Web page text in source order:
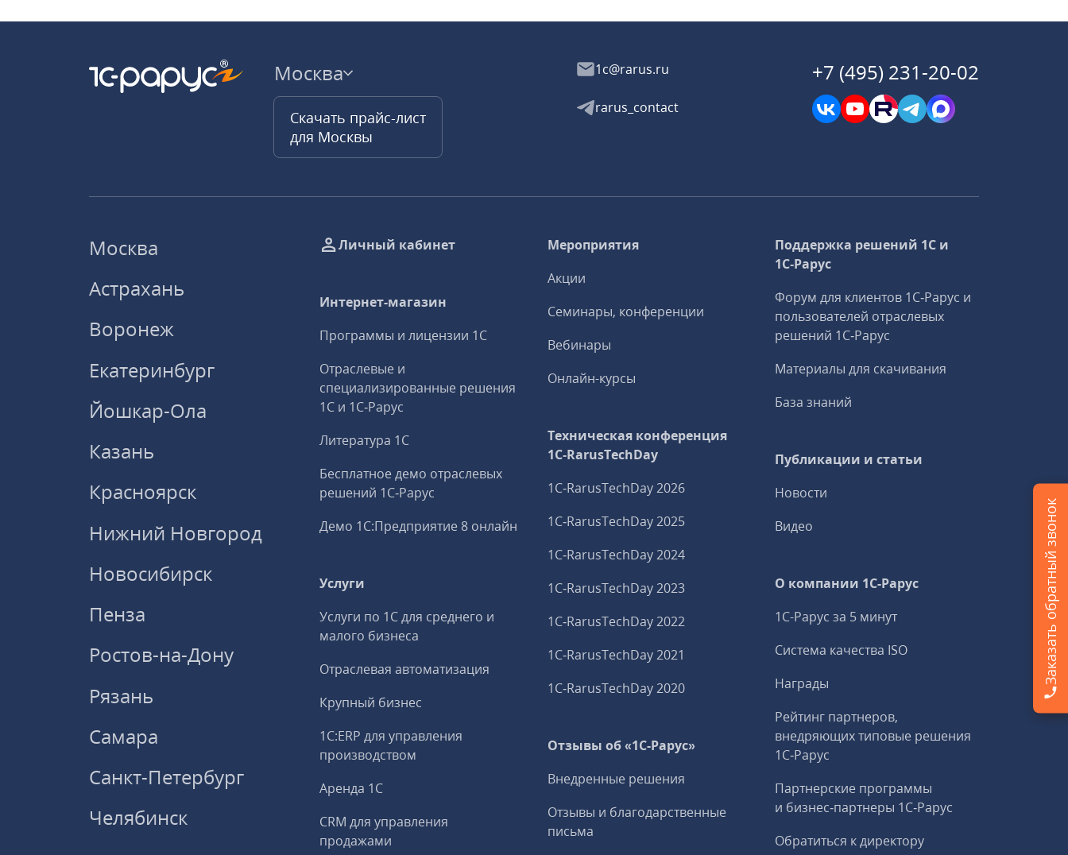
Москва
Скачать прайс-лист
для Москвы
1c@rarus.ru
rarus_contact
+7 (495) 231-20-02
Москва
Астрахань
Воронеж
Екатеринбург
Йошкар-Ола
Казань
Красноярск
Нижний Новгород
Новосибирск
Пенза
Ростов-на-Дону
Рязань
Самара
Санкт-Петербург
Челябинск
Личный кабинет
Интернет-магазин
Программы и лицензии 1С
Отраслевые и
специализированные решения
1С и 1С‑Рарус
Литература 1С
Бесплатное демо отраслевых
решений 1С‑Рарус
Демо 1С:Предприятие 8 онлайн
Услуги
Услуги по 1С для среднего и
малого бизнеса
Отраслевая автоматизация
Крупный бизнес
1С:ERP для управления
производством
Аренда 1С
CRM для управления
продажами
Мероприятия
Акции
Семинары, конференции
Вебинары
Онлайн-курсы
Техническая конференция
1C‑RarusTechDay
1C‑RarusTechDay 2026
1C‑RarusTechDay 2025
1C‑RarusTechDay 2024
1C‑RarusTechDay 2023
1C‑RarusTechDay 2022
1C‑RarusTechDay 2021
1C‑RarusTechDay 2020
Отзывы об «1С-Рарус»
Внедренные решения
Отзывы и благодарственные
письма
Поддержка решений 1С и
1С‑Рарус
Форум для клиентов 1С‑Рарус и
пользователей отраслевых
решений 1С‑Рарус
Материалы для скачивания
База знаний
Публикации и статьи
Новости
Видео
О компании 1C-Рарус
1С-Рарус за 5 минут
Система качества ISO
Награды
Рейтинг партнеров,
внедряющих типовые решения
1С‑Рарус
Партнерские программы
и бизнес‑партнеры 1С‑Рарус
Обратиться к директору
Заказать обратный звонок